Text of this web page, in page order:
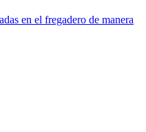
en el fregadero de manera